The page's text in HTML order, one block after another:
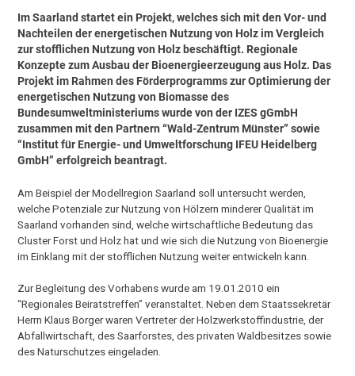
Im Saarland startet ein Projekt, welches sich mit den Vor- und
Nachteilen der energetischen Nutzung von Holz im Vergleich
zur stofflichen Nutzung von Holz beschäftigt. Regionale
Konzepte zum Ausbau der Bioenergieerzeugung aus Holz. Das
Projekt im Rahmen des Förderprogramms zur Optimierung der
energetischen Nutzung von Biomasse des
Bundesumweltministeriums wurde von der IZES gGmbH
zusammen mit den Partnern “Wald-Zentrum Münster” sowie
“Institut für Energie- und Umweltforschung IFEU Heidelberg
GmbH” erfolgreich beantragt.
Am Beispiel der Modellregion Saarland soll untersucht werden,
welche Potenziale zur Nutzung von Hölzern minderer Qualität im
Saarland vorhanden sind, welche wirtschaftliche Bedeutung das
Cluster Forst und Holz hat und wie sich die Nutzung von Bioenergie
im Einklang mit der stofflichen Nutzung weiter entwickeln kann.
Zur Begleitung des Vorhabens wurde am 19.01.2010 ein
“Regionales Beiratstreffen” veranstaltet. Neben dem Staatssekretär
Herrn Klaus Borger waren Vertreter der Holzwerkstoffindustrie, der
Abfallwirtschaft, des Saarforstes, des privaten Waldbesitzes sowie
des Naturschutzes eingeladen.